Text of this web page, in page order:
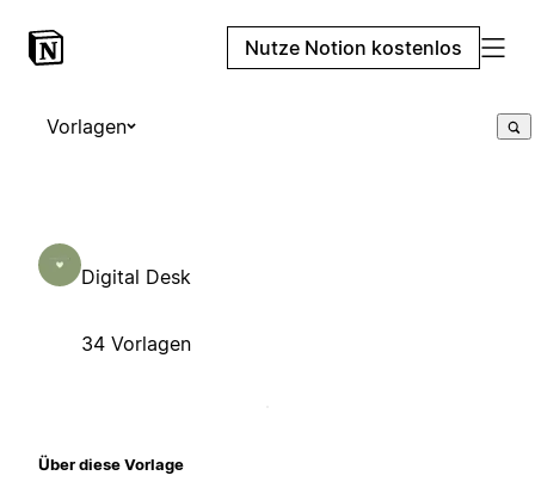
Nutze Notion kostenlos
Vorlagen
Digital Desk
34 Vorlagen
Über diese Vorlage